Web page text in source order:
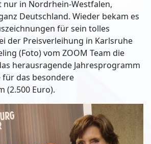
nur in Nordrhein-Westfalen,
Deutschland. Wieder bekam es
für sein tolles
der Preisverleihung in Karlsruhe
(Foto) vom ZOOM Team die
herausragende Jahresprogramm
für das besondere
(2.500 Euro).